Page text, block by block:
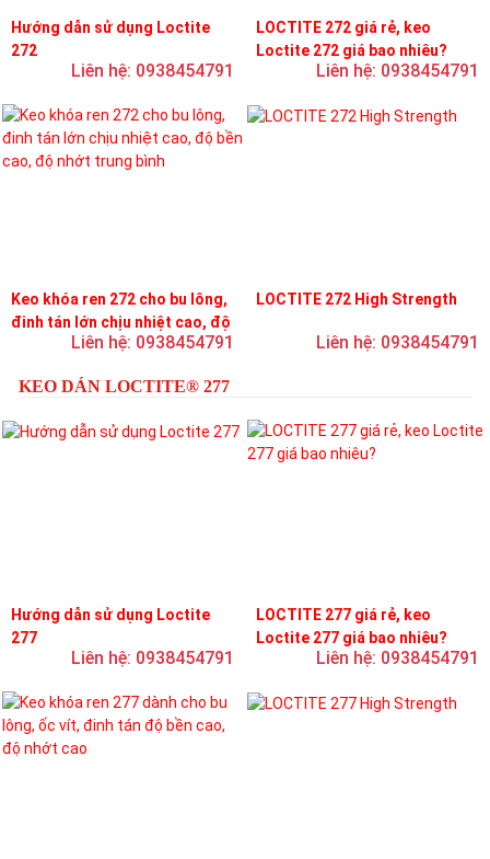
Hướng dẫn sử dụng Loctite
272
Liên hệ: 0938454791
LOCTITE 272 giá rẻ, keo
Loctite 272 giá bao nhiêu?
Liên hệ: 0938454791
Keo khóa ren 272 cho bu lông,
đinh tán lớn chịu nhiệt cao, độ
bền cao, độ nhớt trung bình
Liên hệ: 0938454791
LOCTITE 272 High Strength
Liên hệ: 0938454791
KEO DÁN LOCTITE® 277
Hướng dẫn sử dụng Loctite
277
Liên hệ: 0938454791
LOCTITE 277 giá rẻ, keo
Loctite 277 giá bao nhiêu?
Liên hệ: 0938454791